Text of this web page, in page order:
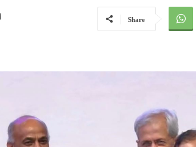
Share